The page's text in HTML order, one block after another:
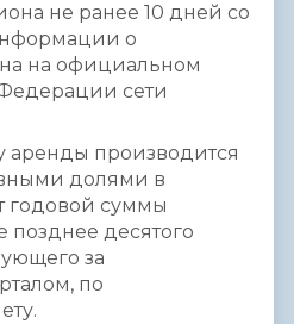
не ранее 10 дней со
о
на официальном
сети
аренды производится
долями в
годовой суммы
позднее десятого
за
по